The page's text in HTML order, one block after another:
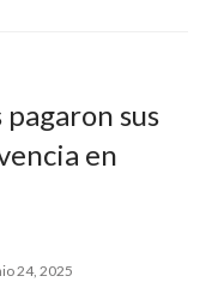
sus
en
24, 2025